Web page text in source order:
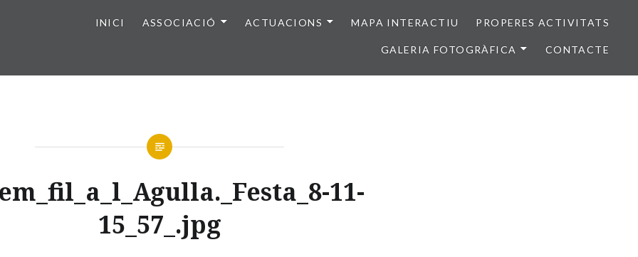
INICI ASSOCIACIÓ ACTUACIONS MAPA INTERACTIU PROPERES ACTIVITATS
GALERIA FOTOGRÀFICA CONTACTE
11-
15_57_.jpg